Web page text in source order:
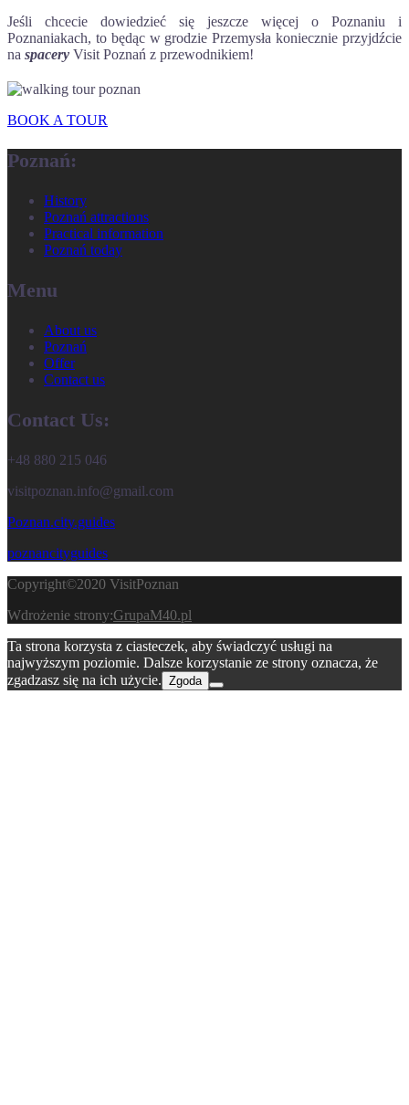
Jeśli chcecie dowiedzieć się jeszcze więcej o Poznaniu i
Poznaniakach, to będąc w grodzie Przemysła koniecznie przyjdźcie
na spacery Visit Poznań z przewodnikiem!
BOOK A TOUR
Poznań:
History
Poznań attractions
Practical information
Poznań today
Menu
About us
Poznań
Offer
Contact us
Contact Us:
+48 880 215 046
visitpoznan.info@gmail.com
Poznan.city.guides
poznancityguides
Copyright©2020 VisitPoznan
Wdrożenie strony:GrupaM40.pl
Ta strona korzysta z ciasteczek, aby świadczyć usługi na
najwyższym poziomie. Dalsze korzystanie ze strony oznacza, że
zgadzasz się na ich użycie. Zgoda